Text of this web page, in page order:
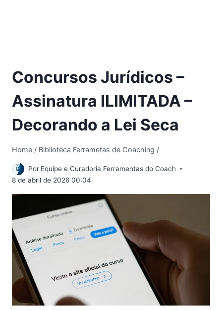
Concursos Jurídicos –
Assinatura ILIMITADA –
Decorando a Lei Seca
Home / Biblioteca Ferrametas de Coaching /
Por Equipe e Curadoria Ferramentas do Coach
8 de abril de 2026 00:04